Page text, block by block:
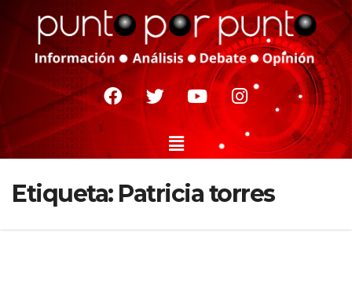
Etiqueta: Patricia torres